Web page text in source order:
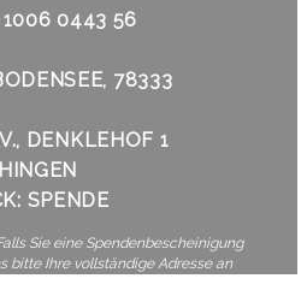
1006 0443 56
78333
DENKLEHOF 1
SPENDE
Sie eine Spendenbescheinigung
bitte Ihre vollständige Adresse an